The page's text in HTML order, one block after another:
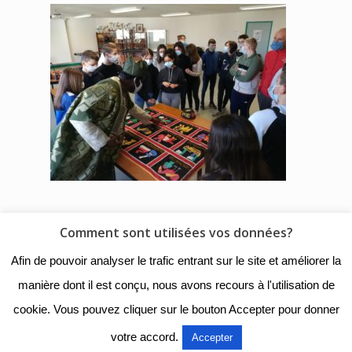
© 2018 - Collège Henri de
Navarre |Mentions légales|
Organigramme|Nous
contacter
Comment sont utilisées vos données?
Afin de pouvoir analyser le trafic entrant sur le site et améliorer la
manière dont il est conçu, nous avons recours à l'utilisation de
cookie. Vous pouvez cliquer sur le bouton Accepter pour donner
votre accord. Accepter